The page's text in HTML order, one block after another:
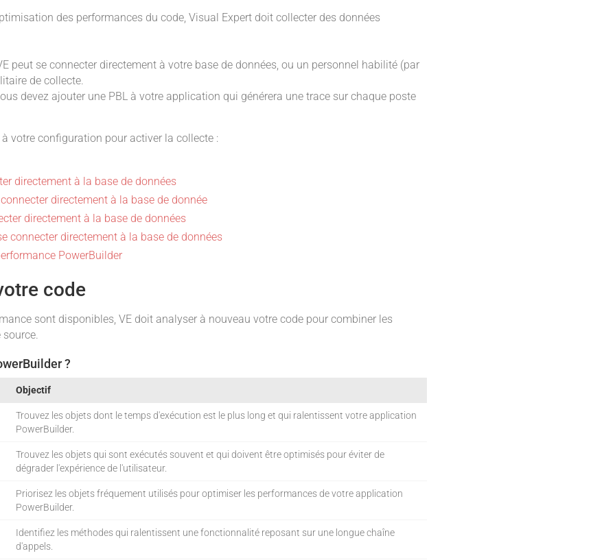
des performances du code, Visual Expert doit collecter des données
peut se connecter directement à votre base de données, ou un personnel habilité (par
de collecte.
devez ajouter une PBL à votre application qui générera une trace sur chaque poste
votre configuration pour activer la collecte :
directement à la base de données
directement à la base de donnée
directement à la base de données
connecter directement à la base de données
PowerBuilder
code
sont disponibles, VE doit analyser à nouveau votre code pour combiner les
source.
?
Objectif
Trouvez les objets dont le temps d'exécution est le plus long et qui ralentissent votre application
PowerBuilder.
Trouvez les objets qui sont exécutés souvent et qui doivent être optimisés pour éviter de
dégrader l'expérience de l'utilisateur.
Priorisez les objets fréquement utilisés pour optimiser les performances de votre application
PowerBuilder.
Identifiez les méthodes qui ralentissent une fonctionnalité reposant sur une longue chaîne
d'appels.